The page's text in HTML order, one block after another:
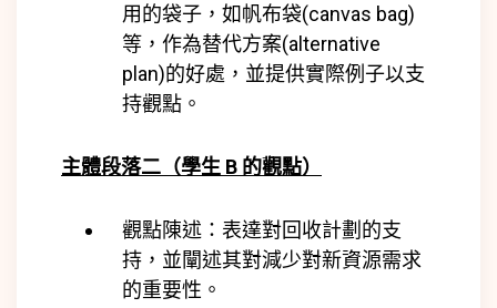
用的袋子，如帆布袋(canvas bag)
等，作為替代方案(alternative
plan)的好處，並提供實際例子以支
持觀點。
主體段落二（學生 B 的觀點）
觀點陳述：表達對回收計劃的支
持，並闡述其對減少對新資源需求
的重要性。